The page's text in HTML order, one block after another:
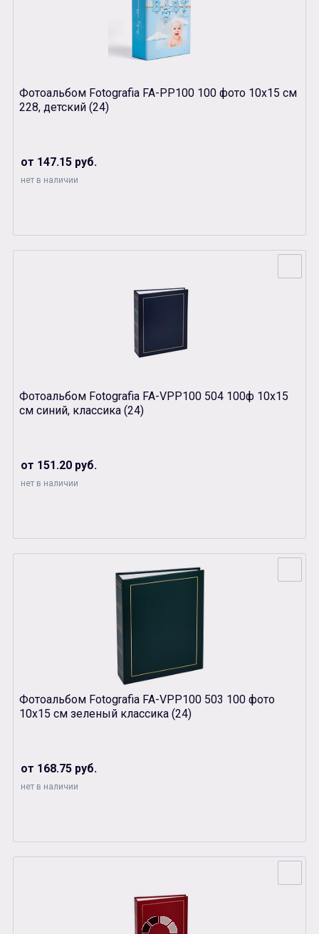
Фотоальбом Fotografia FA-PP100 100 фото 10х15 см
228, детский (24)
от 147.15 руб.
нет в наличии
Фотоальбом Fotografia FA-VPP100 504 100ф 10х15
см синий, классика (24)
от 151.20 руб.
нет в наличии
Фотоальбом Fotografia FA-VPP100 503 100 фото
10х15 см зеленый классика (24)
от 168.75 руб.
нет в наличии